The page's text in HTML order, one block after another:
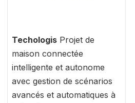
TechologisProjet de
maison connectée
intelligente et autonome
avec gestion de scénarios
avancés et automatiques à